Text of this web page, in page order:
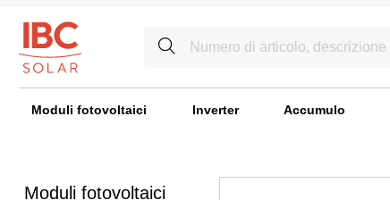
Moduli fotovoltaici Inverter Accumulo
Moduli fotovoltaici